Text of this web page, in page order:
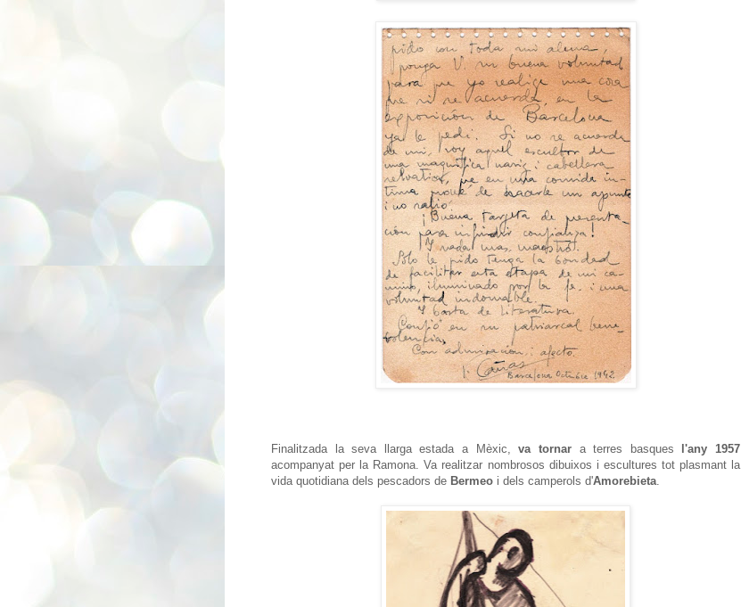
Finalitzada la seva llarga estada a Mèxic,va tornara terres basques l'any 1957
acompanyat per la Ramona. Va realitzar nombrosos dibuixos i escultures tot plasmant la
vida quotidiana dels pescadors de Bermeo i dels camperols d'Amorebieta